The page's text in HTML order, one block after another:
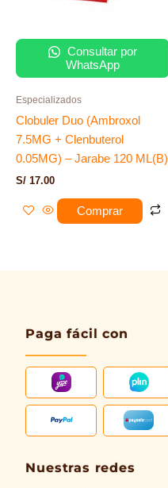
Consultar por
WhatsApp
Especializados
Clobuler Duo (Ambroxol
7.5MG + Clenbuterol
0.05MG) – Jarabe 120 ML(B)
S/ 17.00
Comprar
Paga fácil con
Nuestras redes